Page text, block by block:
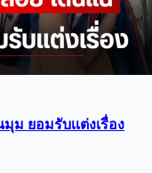
ยอมรับเเต่งเรื่อง